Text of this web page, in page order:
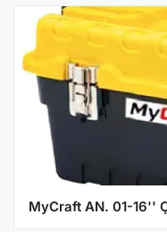
MyCraft AN. 01-16''